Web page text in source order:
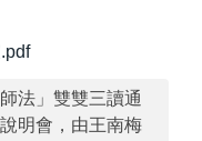
法」雙雙三讀通
明會，由王南梅